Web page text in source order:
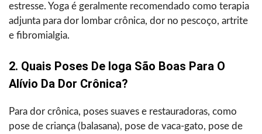
estresse. Yoga é geralmente recomendado como terapia
adjunta para dor lombar crônica, dor no pescoço, artrite
e fibromialgia.
2. Quais Poses De Ioga São Boas Para O
Alívio Da Dor Crônica?
Para dor crônica, poses suaves e restauradoras, como
pose de criança (balasana), pose de vaca-gato, pose de